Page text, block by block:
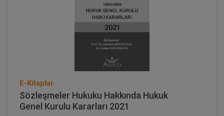
E-Kitaplar
Sözleşmeler Hukuku Hakkında Hukuk
Genel Kurulu Kararları 2021